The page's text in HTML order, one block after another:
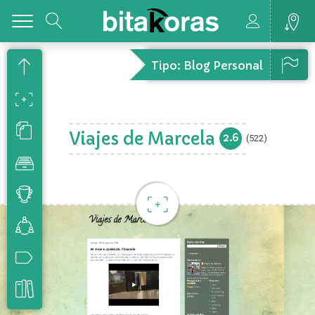
Tipo: Blog Personal
Viajes de Marcela 2.6 (522)